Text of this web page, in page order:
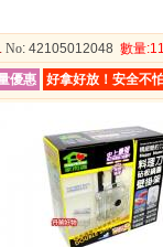
No: 42105012048 數量
優惠
好拿好放！安全不